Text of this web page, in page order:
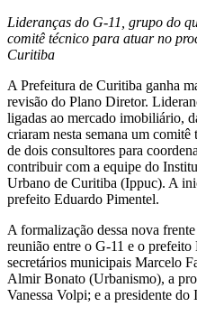
Lideranças do G-11, grupo do
comitê técnico para atuar no
Curitiba
A Prefeitura de Curitiba ganha
revisão do Plano Diretor.
ligadas ao mercado imobiliário,
criaram nesta semana um
de dois consultores para
contribuir com a equipe do
Urbano de Curitiba (Ippuc). A
prefeito Eduardo Pimentel.
A formalização dessa nova
reunião entre o G-11 e o
secretários municipais Marcelo
Almir Bonato (Urbanismo), a
Vanessa Volpi; e a presidente